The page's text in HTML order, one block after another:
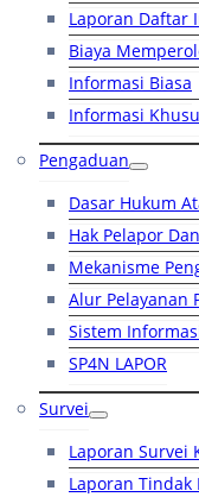
Laporan Daftar
Biaya
Informasi Biasa
Informasi
Pengaduan
Dasar Hukum
Hak Pelapor
Mekanisme
Alur Pelayanan
Sistem
SP4N LAPOR
Survei
Laporan Survei
Laporan Tindak